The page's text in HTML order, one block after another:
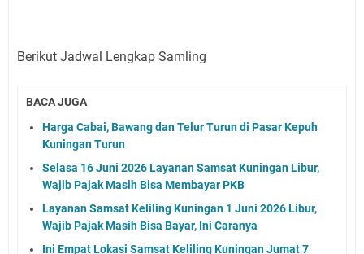
Berikut Jadwal Lengkap Samling
BACA JUGA
Harga Cabai, Bawang dan Telur Turun di Pasar Kepuh
Kuningan Turun
Selasa 16 Juni 2026 Layanan Samsat Kuningan Libur,
Wajib Pajak Masih Bisa Membayar PKB
Layanan Samsat Keliling Kuningan 1 Juni 2026 Libur,
Wajib Pajak Masih Bisa Bayar, Ini Caranya
Ini Empat Lokasi Samsat Keliling Kuningan Jumat 7